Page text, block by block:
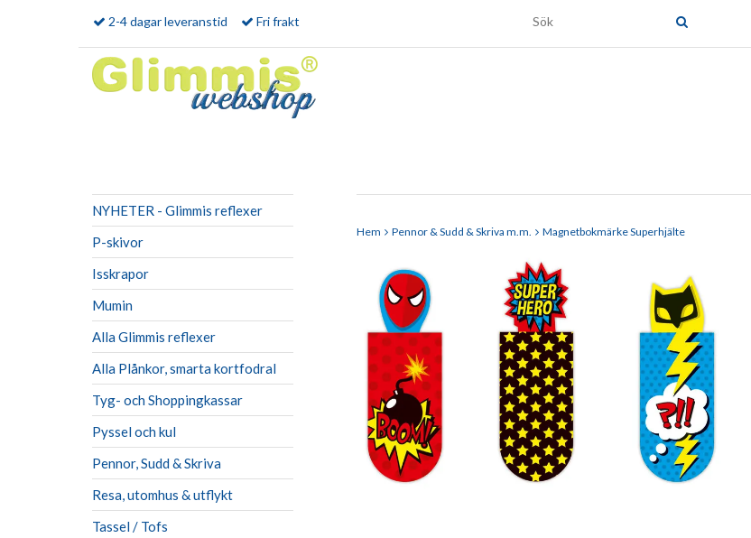
2-4 dagar leveranstid Fri frakt
NYHETER - Glimmis reflexer
P-skivor
Isskrapor
Mumin
Alla Glimmis reflexer
Alla Plånkor, smarta kortfodral
Tyg- och Shoppingkassar
Pyssel och kul
Pennor, Sudd & Skriva
Resa, utomhus & utflykt
Tassel / Tofs
Hem Pennor & Sudd & Skriva m.m. Magnetbokmärke Superhjälte